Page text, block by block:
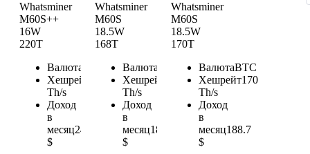
Whatsminer
M60S++
16W
220T
Валюта
Хешрейт
Th/s
Доход
в
месяц244.2
$
Whatsminer
M60S
18.5W
168T
Валюта
Хешрейт
Th/s
Доход
в
месяц186.48
$
Whatsminer
M60S
18.5W
170T
ВалютаBTC
Хешрейт170
Th/s
Доход
в
месяц188.7
$